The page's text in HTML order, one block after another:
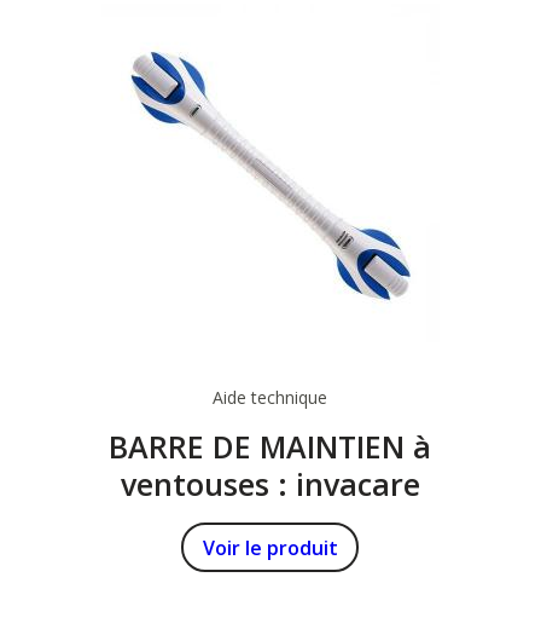
Aide technique
BARRE DE MAINTIEN à
ventouses : invacare
Voir le produit